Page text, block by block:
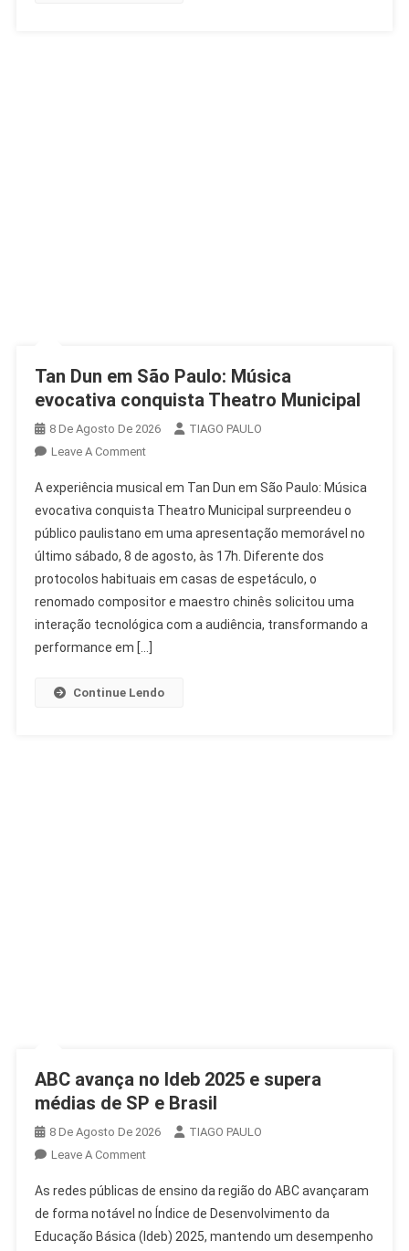
Tan Dun em São Paulo: Música
evocativa conquista Theatro Municipal
8 De Agosto De 2026
TIAGO PAULO
Leave A CommentOn
Dun
Em
São
Paulo:
Música
Evocativa
Conquista
Theatro
A experiência musical em Tan Dun em São Paulo: Música
evocativa conquista Theatro Municipal surpreendeu o
público paulistano em uma apresentação memorável no
último sábado, 8 de agosto, às 17h. Diferente dos
protocolos habituais em casas de espetáculo, o
renomado compositor e maestro chinês solicitou uma
interação tecnológica com a audiência, transformando a
performance em […]
Continue Lendo
ABC avança no Ideb 2025 e supera
médias de SP e Brasil
8 De Agosto De 2026
TIAGO PAULO
Leave A CommentOn
Avança
No
Ideb
As redes públicas de ensino da região do ABC avançaram
de forma notável no Índice de Desenvolvimento da
Educação Básica (Ideb) 2025, mantendo um desempenho